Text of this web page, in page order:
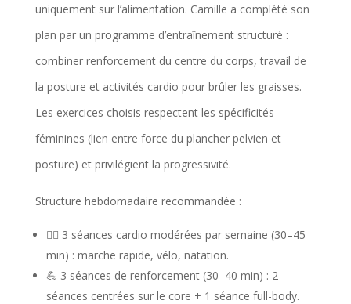
uniquement sur l’alimentation. Camille a complété son
plan par un programme d’entraînement structuré :
combiner renforcement du centre du corps, travail de
la posture et activités cardio pour brûler les graisses.
Les exercices choisis respectent les spécificités
féminines (lien entre force du plancher pelvien et
posture) et privilégient la progressivité.
Structure hebdomadaire recommandée :
🏃‍♀️ 3 séances cardio modérées par semaine (30–45
min) : marche rapide, vélo, natation.
💪 3 séances de renforcement (30–40 min) : 2
séances centrées sur le core + 1 séance full-body.